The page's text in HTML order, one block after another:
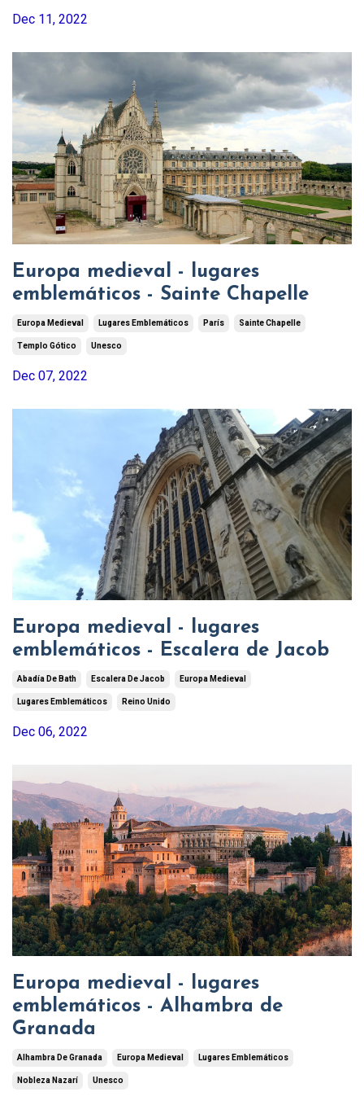
Dec 11, 2022
Europa medieval - lugares
emblemáticos - Sainte Chapelle
Europa Medieval Lugares Emblemáticos París Sainte Chapelle
Templo Gótico Unesco
Dec 07, 2022
Europa medieval - lugares
emblemáticos - Escalera de Jacob
Abadía De Bath Escalera De Jacob Europa Medieval
Lugares Emblemáticos Reino Unido
Dec 06, 2022
Europa medieval - lugares
emblemáticos - Alhambra de
Granada
Alhambra De Granada Europa Medieval Lugares Emblemáticos
Nobleza Nazarí Unesco